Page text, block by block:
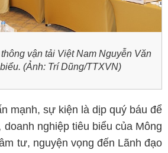
vận tải Việt Nam Nguyễn Văn
(Ảnh: Trí Dũng/TTXVN)
mạnh, sự kiện là dịp quý báu để
nghiệp tiêu biểu của Mông
tư, nguyện vọng đến Lãnh đạo